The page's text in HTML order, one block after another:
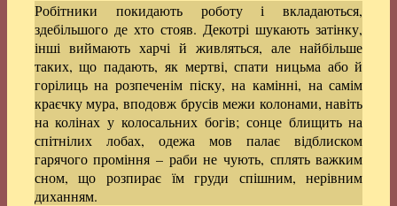
Робітники покидають роботу і вкладаються,
здебільшого де хто стояв. Декотрі шукають затінку,
інші виймають харчі й живляться, але найбільше
таких, що падають, як мертві, спати ницьма або й
горілиць на розпеченім піску, на камінні, на самім
краєчку мура, вподовж брусів межи колонами, навіть
на колінах у колосальних богів; сонце блищить на
спітнілих лобах, одежа мов палає відблиском
гарячого проміння – раби не чують, сплять важким
сном, що розпирає їм груди спішним, нерівним
диханням.